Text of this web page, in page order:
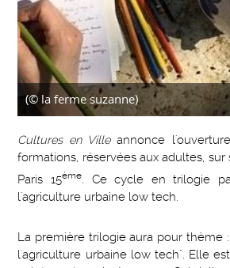
(© la ferme suzanne)
Cultures en Villeannonce
formations, réservées aux adultes, sur
Paris 15ème. Ce cycle en trilogie
l'agriculture urbaine low tech.
La première trilogie aura pour thème
l'agriculture urbaine low tech". Elle